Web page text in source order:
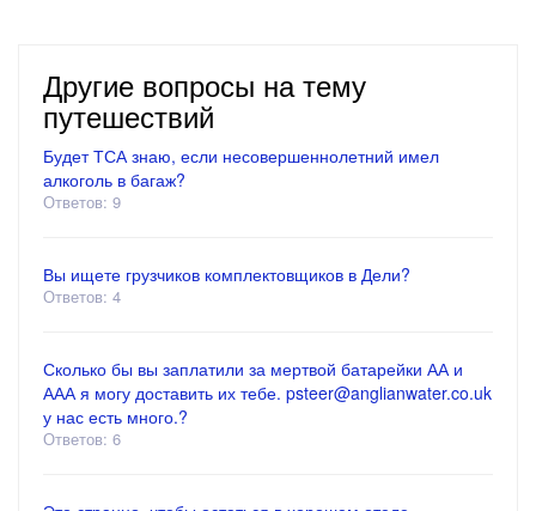
Другие вопросы на тему
путешествий
Будет ТСА знаю, если несовершеннолетний имел
алкоголь в багаж?
Ответов: 9
Вы ищете грузчиков комплектовщиков в Дели?
Ответов: 4
Сколько бы вы заплатили за мертвой батарейки АА и
ААА я могу доставить их тебе. psteer@anglianwater.co.uk
у нас есть много.?
Ответов: 6